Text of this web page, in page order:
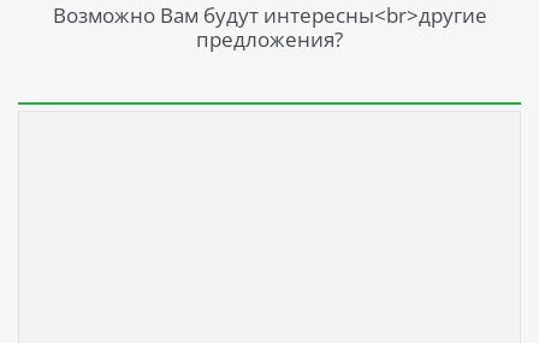
Возможно Вам будут интересны<br>другие
предложения?